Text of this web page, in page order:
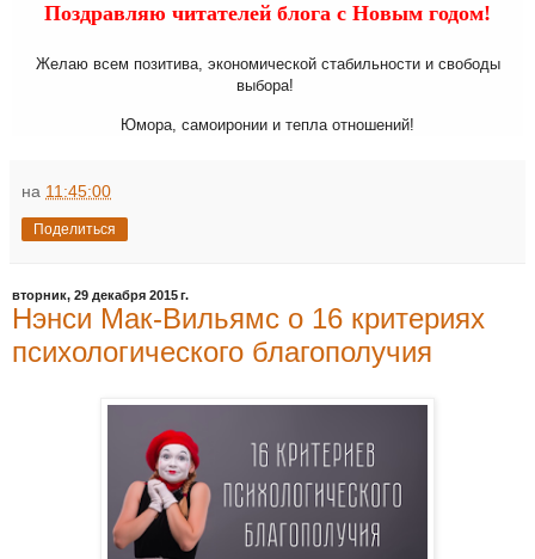
Поздравляю читателей блога с Новым годом!
Желаю всем позитива, экономической стабильности и свободы
выбора!
Юмора, самоиронии и тепла отношений!
на 11:45:00
Поделиться
вторник, 29 декабря 2015 г.
Нэнси Мак-Вильямс о 16 критериях
психологического благополучия